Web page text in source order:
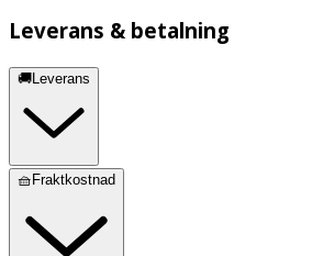
Leverans & betalning
🚚Leverans
🧺Fraktkostnad